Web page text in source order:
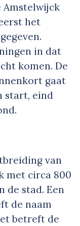
Amstelwijck
het
in dat
komen. De
gaat
start, eind
van
met circa 800
de stad. Een
de naam
betreft de